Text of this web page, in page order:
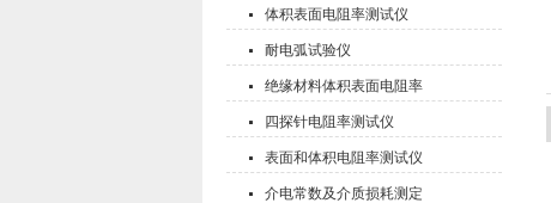
体积表面电阻率测试仪
耐电弧试验仪
绝缘材料体积表面电阻率
测试仪
四探针电阻率测试仪
表面和体积电阻率测试仪
介电常数及介质损耗测定